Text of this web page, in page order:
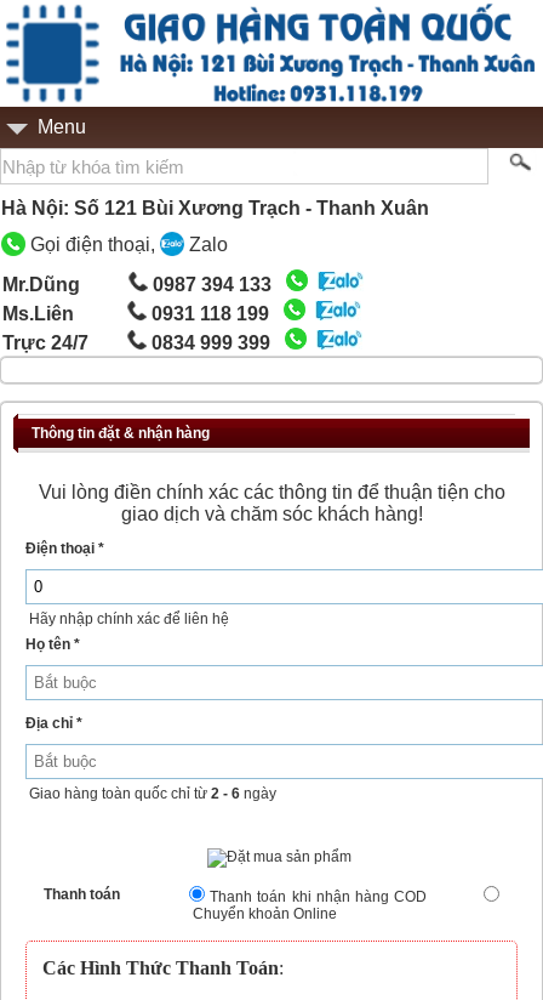
Menu
Hà Nội: Số 121 Bùi Xương Trạch - Thanh Xuân
Gọi điện thoại,
Zalo
Mr.Dũng
0987 394 133
Ms.Liên
0931 118 199
Trực 24/7
0834 999 399
Thông tin đặt & nhận hàng
Vui lòng điền chính xác các thông tin để thuận tiện cho
giao dịch và chăm sóc khách hàng!
Điện thoại *
Hãy nhập chính xác để liên hệ
Họ tên *
Địa chỉ *
Giao hàng toàn quốc chỉ từ 2 - 6 ngày
Thanh toán
Thanh toán khi nhận hàng COD
Chuyển khoản Online
Các Hình Thức Thanh Toán: